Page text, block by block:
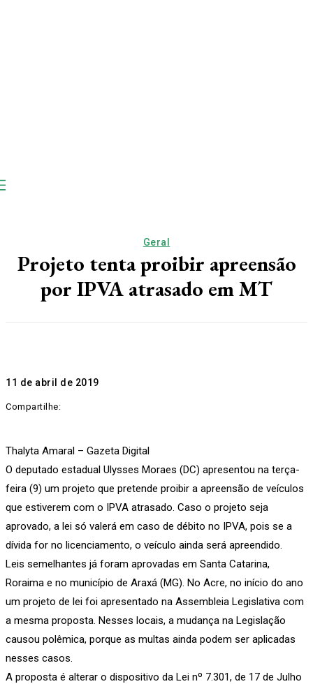
Geral
Projeto tenta proibir apreensão
por IPVA atrasado em MT
11 de abril de 2019
Compartilhe:
Thalyta Amaral – Gazeta Digital
O deputado estadual Ulysses Moraes (DC) apresentou na terça-
feira (9) um projeto que pretende proibir a apreensão de veículos
que estiverem com o IPVA atrasado. Caso o projeto seja
aprovado, a lei só valerá em caso de débito no IPVA, pois se a
dívida for no licenciamento, o veículo ainda será apreendido.
Leis semelhantes já foram aprovadas em Santa Catarina,
Roraima e no município de Araxá (MG). No Acre, no início do ano
um projeto de lei foi apresentado na Assembleia Legislativa com
a mesma proposta. Nesses locais, a mudança na Legislação
causou polêmica, porque as multas ainda podem ser aplicadas
nesses casos.
A proposta é alterar o dispositivo da Lei nº 7.301, de 17 de Julho